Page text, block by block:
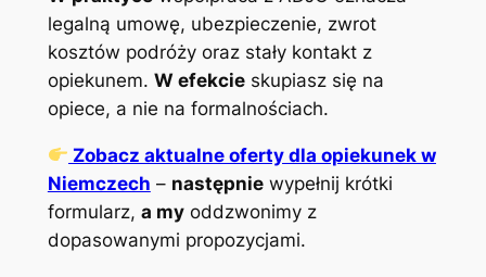
legalną umowę, ubezpieczenie, zwrot
kosztów podróży oraz stały kontakt z
opiekunem. W efekcieskupiasz się na
opiece, a nie na formalnościach.
Zobacz aktualne oferty dla opiekunek w
Niemczech – następniewypełnij krótki
formularz, a myoddzwonimy z
dopasowanymi propozycjami.